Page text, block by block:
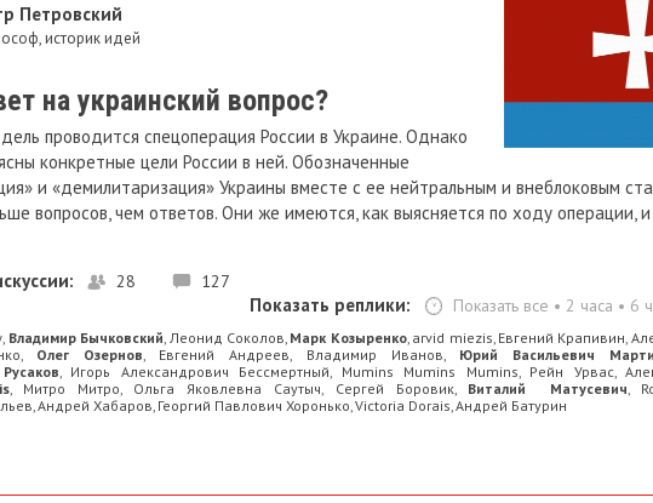
Петровский
историк идей
на украинский вопрос?
проводится спецоперация России в Украине. Однако
конкретные цели России в ней. Обозначенные
и «демилитаризация» Украины вместе с ее нейтральным и внеблоковым
вопросов, чем ответов. Они же имеются, как выясняется по ходу операции,
28 127
Показать реплики: Показать все • 2 часа • 6
, Владимир Бычковский, Леонид Соколов, Марк Козыренко, arvid miezis, Евгений Крапивин,
, Олег Озернов, Евгений Андреев, Владимир Иванов, Юрий Васильевич
, Игорь Александрович Бессмертный, Mumins Mumins Mumins, Рейн Урвас,
, Митро Митро, Ольга Яковлевна Саутыч, Сергей Боровик, Виталий Матусевич,
,Андрей Хабаров, Георгий Павлович Хоронько,Victoria Dorais,Андрей Батурин